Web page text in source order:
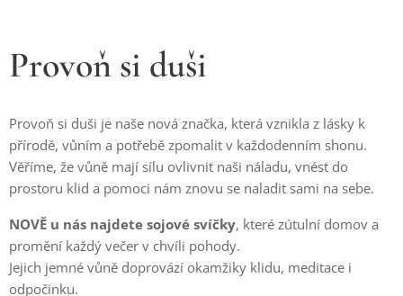
Provoň si duši
Provoň si duši je naše nová značka, která vznikla z lásky k
přírodě, vůním a potřebě zpomalit v každodenním shonu.
Věříme, že vůně mají sílu ovlivnit naši náladu, vnést do
prostoru klid a pomoci nám znovu se naladit sami na sebe.
NOVĚ u nás najdete sojové svíčky, které zútulní domov a
promění každý večer v chvíli pohody.
Jejich jemné vůně doprovází okamžiky klidu, meditace i
odpočinku.